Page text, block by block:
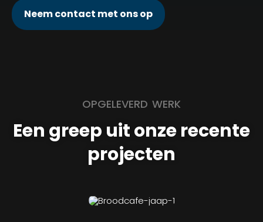
Neem contact met ons op
OPGELEVERD WERK
Een greep uit onze recente
projecten